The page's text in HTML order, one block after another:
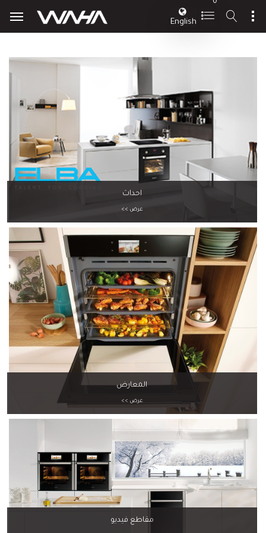
English
0
احداث
عرض >>
المعارض
عرض >>
مقاطع فيديو